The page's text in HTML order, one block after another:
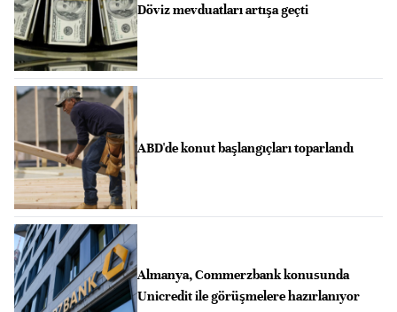
Döviz mevduatları artışa geçti
ABD'de konut başlangıçları toparlandı
Almanya, Commerzbank konusunda
Unicredit ile görüşmelere hazırlanıyor